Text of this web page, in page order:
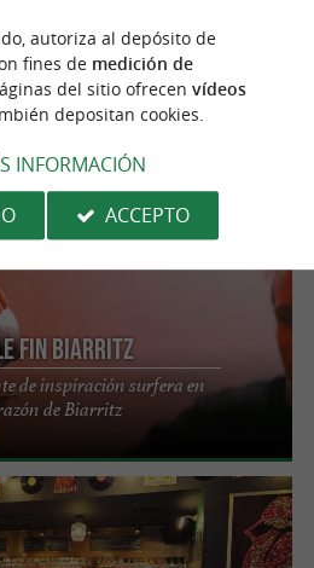
Rhapsodie
para vivir en Biarritz
Fin Biarritz
de inspiración surfera en
de Biarritz
autoriza al depósito de
fines de medición de
del sitio ofrecen vídeos
depositan cookies.
INFORMACIÓN
ACCEPTO